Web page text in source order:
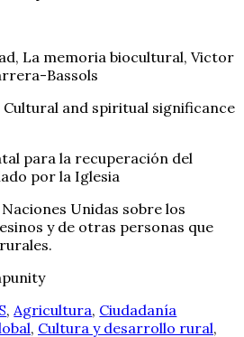
La memoria biocultural, Victor
Bassols
Cultural and spiritual significance
para la recuperación del
por la Iglesia
Unidas sobre los
y de otras personas que
, Agricultura, Ciudadanía
, Cultura y desarrollo rural,